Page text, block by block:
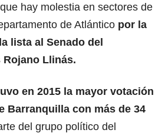
hay molestia en sectores de
de Atlántico por la
lista al Senado del
Llinás.
en 2015 la mayor votación
Barranquilla con más de 34
del grupo político del